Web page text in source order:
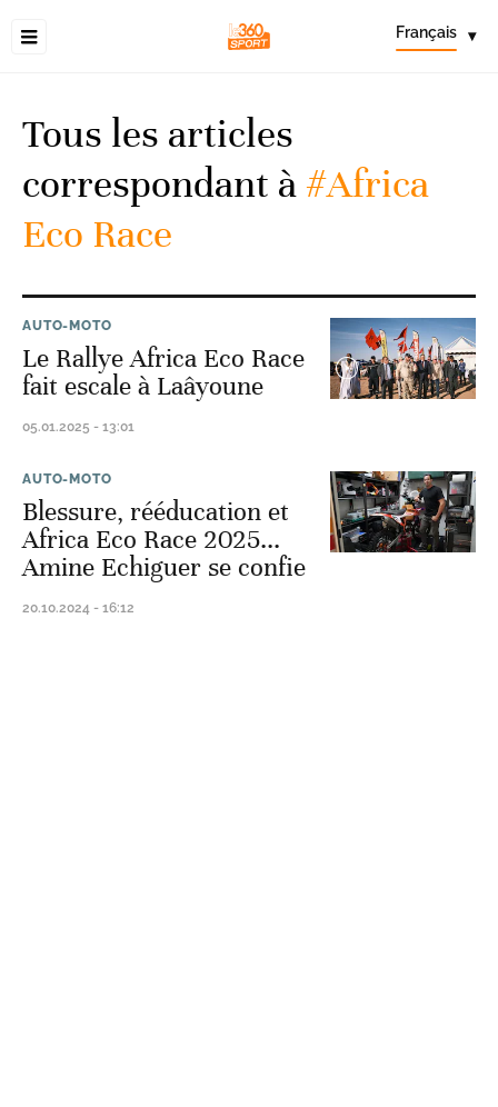
Français ▾
Tous les articles
correspondant à#Africa
Eco Race
AUTO-MOTO
Le Rallye Africa Eco Race
fait escale à Laâyoune
05.01.2025 - 13:01
AUTO-MOTO
Blessure, rééducation et
Africa Eco Race 2025...
Amine Echiguer se confie
20.10.2024 - 16:12